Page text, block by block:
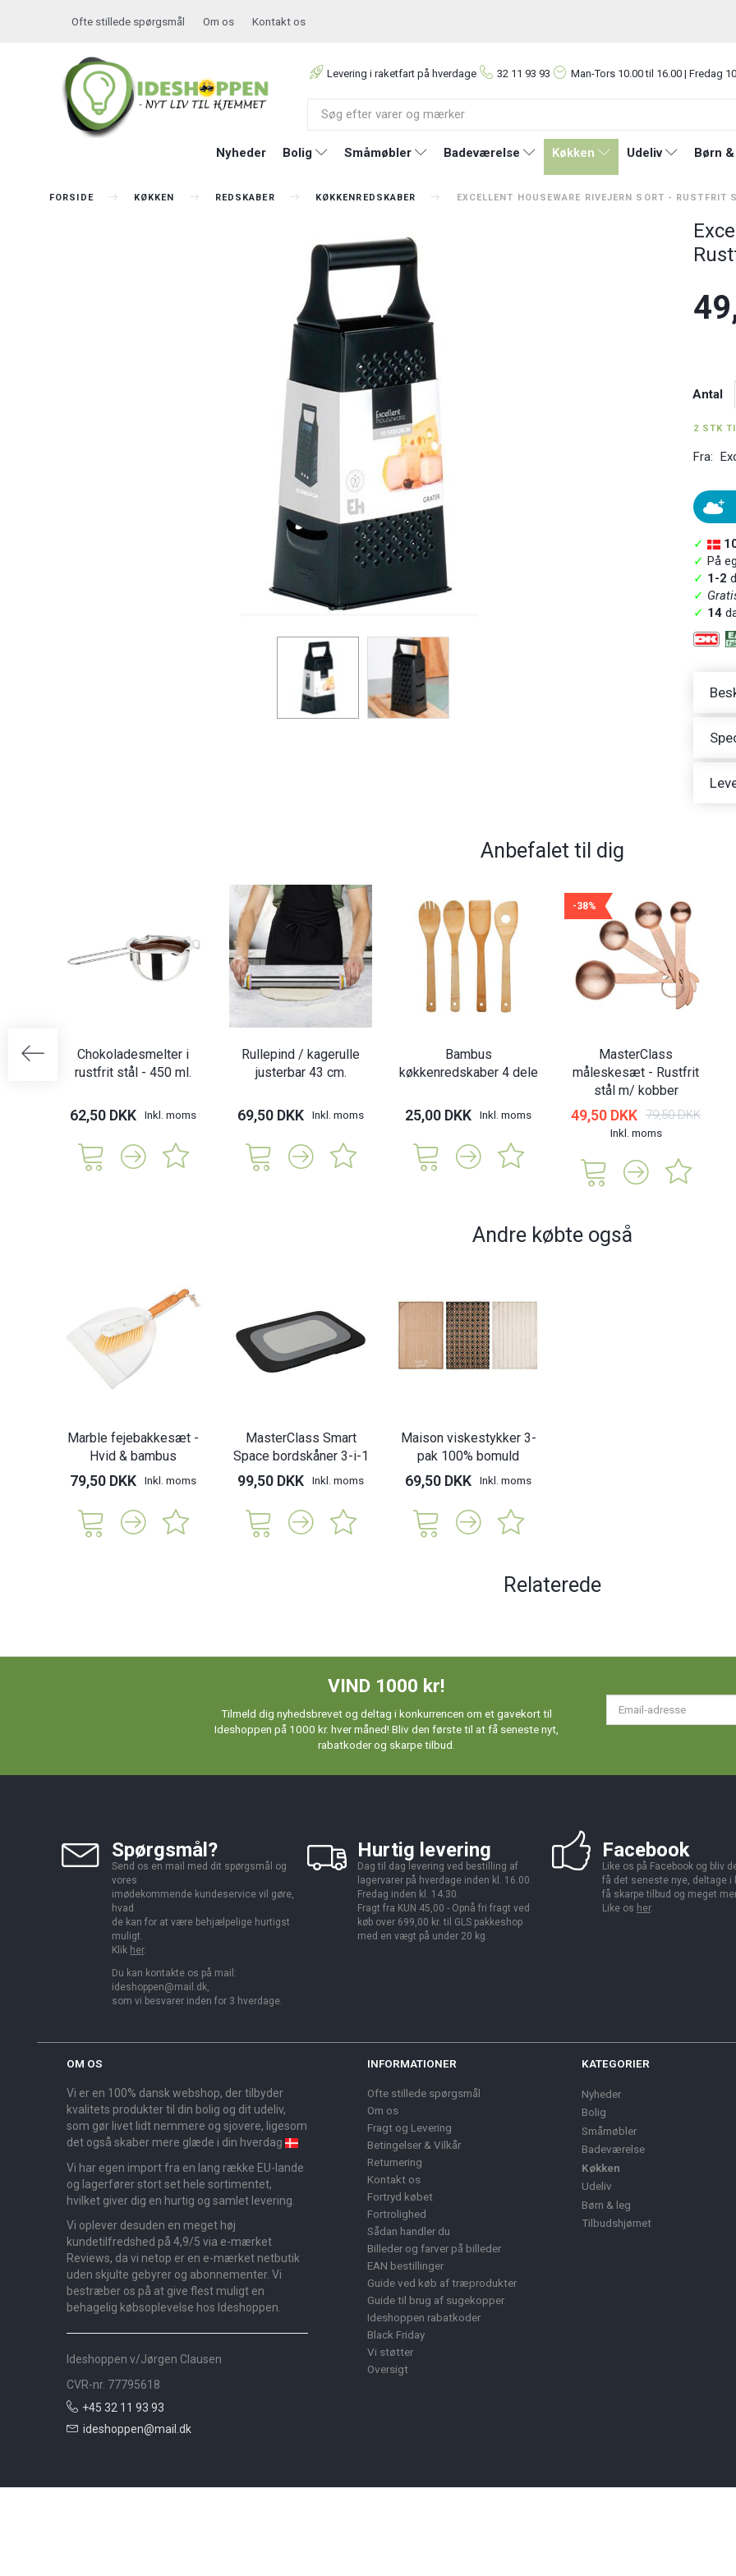
Ofte stillede spørgsmål Om os Kontakt os
Levering i raketfart på hverdage 32 11 93 93 Man-Tors 10.00 til 16.00 | Fredag
Nyheder Bolig Småmøbler Badeværelse Køkken Udeliv Børn
FORSIDE KØKKEN REDSKABER KØKKENREDSKABER EXCELLENT HOUSEWARE RIVEJERN SORT - RUSTFRIT
Antal
2 STK
Fra:
✓
✓ På
✓ 1-2
✓
✓ 14
Anbefalet til dig
Chokoladesmelter i
rustfrit stål - 450 ml.
62,50 DKK Inkl. moms
Rullepind / kagerulle
justerbar 43 cm.
69,50 DKK Inkl. moms
Bambus
køkkenredskaber 4 dele
25,00 DKK Inkl. moms
-38%
MasterClass
måleskesæt - Rustfrit
stål m/ kobber
49,50 DKK 79,50 DKK
Inkl. moms
Andre købte også
Marble fejebakkesæt -
Hvid & bambus
79,50 DKK Inkl. moms
MasterClass Smart
Space bordskåner 3-i-1
99,50 DKK Inkl. moms
Maison viskestykker 3-
pak 100% bomuld
69,50 DKK Inkl. moms
Relaterede
VIND 1000 kr!
Tilmeld dig nyhedsbrevet og deltag i konkurrencen om et gavekort til
Ideshoppen på 1000 kr. hver måned! Bliv den første til at få seneste nyt,
rabatkoder og skarpe tilbud.
Spørgsmål?
Send os en mail med dit spørgsmål og
vores
imødekommende kundeservice vil gøre,
hvad
de kan for at være behjælpelige hurtigst
muligt.
Klik her.
Du kan kontakte os på mail:
ideshoppen@mail.dk,
som vi besvarer inden for 3 hverdage.
Hurtig levering
Dag til dag levering ved bestilling af
lagervarer på hverdage inden kl. 16.00.
Fredag inden kl. 14.30.
Fragt fra KUN 45,00 - Opnå fri fragt ved
køb over 699,00 kr. til GLS pakkeshop
med en vægt på under 20 kg.
Facebook
Like os på Facebook og bliv
få det seneste nye, deltage i
få skarpe tilbud og meget
Like os her.
OM OS
Vi er en 100% dansk webshop, der tilbyder
kvalitets produkter til din bolig og dit udeliv,
som gør livet lidt nemmere og sjovere, ligesom
det også skaber mere glæde i din hverdag
Vi har egen import fra en lang række EU-lande
og lagerfører stort set hele sortimentet,
hvilket giver dig en hurtig og samlet levering.
Vi oplever desuden en meget høj
kundetilfredshed på 4,9/5 via e-mærket
Reviews, da vi netop er en e-mærket netbutik
uden skjulte gebyrer og abonnementer. Vi
bestræber os på at give flest muligt en
behagelig købsoplevelse hos Ideshoppen.
Ideshoppen v/Jørgen Clausen
CVR-nr. 77795618
+45 32 11 93 93
ideshoppen@mail.dk
INFORMATIONER
Ofte stillede spørgsmål
Om os
Fragt og Levering
Betingelser & Vilkår
Returnering
Kontakt os
Fortryd købet
Fortrolighed
Sådan handler du
Billeder og farver på billeder
EAN bestillinger
Guide ved køb af træprodukter
Guide til brug af sugekopper
Ideshoppen rabatkoder
Black Friday
Vi støtter
Oversigt
KATEGORIER
Nyheder
Bolig
Småmøbler
Badeværelse
Køkken
Udeliv
Børn & leg
Tilbudshjørnet